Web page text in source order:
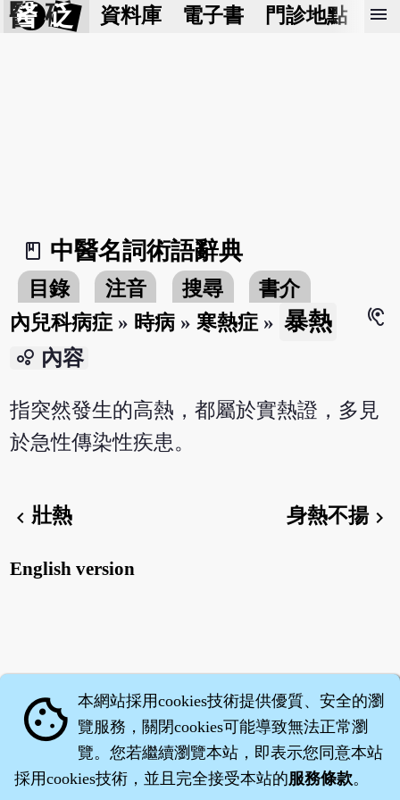
醫 砭 資料庫 電子書 門診地點 預
menu
book_2
中醫名詞術語辭典
目錄 注音 搜尋
書介
內兒科病症 » 時病 »寒熱症 » 暴熱
hearing
bubble_chart 內容
指突然發生的高熱，都屬於實熱證，多見
於急性傳染性疾患。
chevron_left壯熱 身熱不揚chevron_right
English version
cookie 本網站採用cookies技術提供優質、安全的瀏
覽服務，關閉cookies可能導致無法正常瀏
覽。您若繼續瀏覽本站，即表示您同意本站
採用cookies技術，並且完全接受本站的服務條款。